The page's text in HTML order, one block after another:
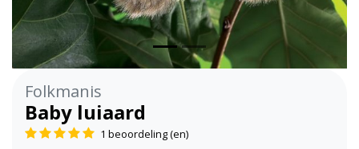
Folkmanis
Baby luiaard
1 beoordeling (en)